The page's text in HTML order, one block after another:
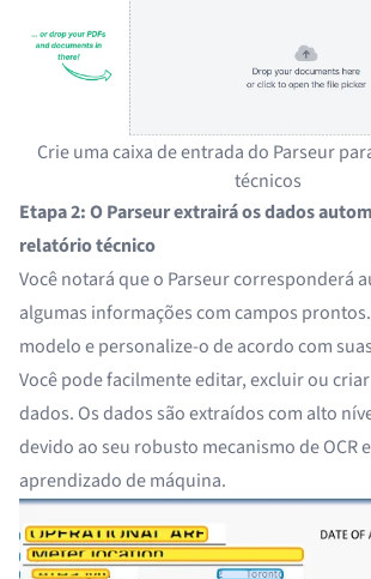
Crie uma caixa de entrada do Parseur
técnicos
Etapa 2: O Parseur extrairá os dados
relatório técnico
Você notará que o Parseur corresponderá
algumas informações com campos
modelo e personalize-o de acordo com
Você pode facilmente editar, excluir ou
dados. Os dados são extraídos com alto
devido ao seu robusto mecanismo de OCR
aprendizado de máquina.